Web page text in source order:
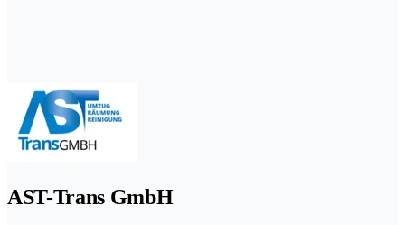
AST-Trans GmbH